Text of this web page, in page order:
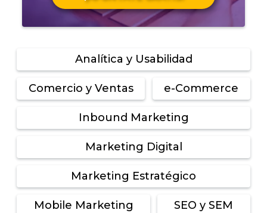
Analítica y Usabilidad
Comercio y Ventas e-Commerce
Inbound Marketing
Marketing Digital
Marketing Estratégico
Mobile Marketing SEO y SEM